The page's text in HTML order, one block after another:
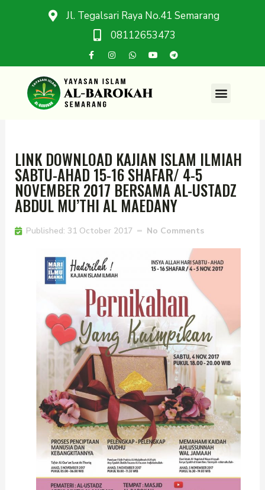
Jl. Tegalsari Raya No.41 Semarang
08112653473
LINK DOWNLOAD KAJIAN ISLAM ILMIAH
SABTU-AHAD 15-16 SHAFAR/ 4-5
NOVEMBER 2017 BERSAMA AL-USTADZ
ABDUL MU’THI AL MAEDANY
Published: 31 October 2017 No Comments